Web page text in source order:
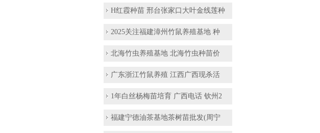
H红霞种苗 邢台张家口大叶金线莲种
2025关注福建漳州竹鼠养殖基地 种
北海竹虫养殖基地 北海竹虫种苗价
广东浙江竹鼠养殖 江西广西现杀活
1年白丝杨梅苗培育 广西电话 钦州2
福建宁德油茶基地茶树苗批发(周宁